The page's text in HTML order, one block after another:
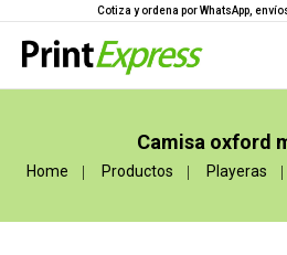
Cotiza y ordena por WhatsApp,
Camisa oxford
Home Productos Playeras